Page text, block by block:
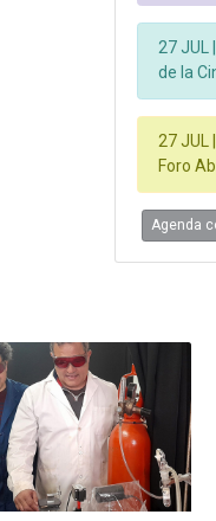
27 JUL |
de la
27 JUL |
Foro
Agenda